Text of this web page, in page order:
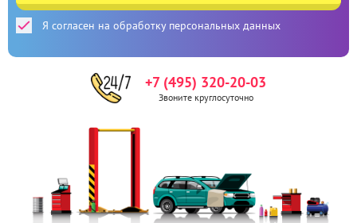
Я согласен на обработку персональных данных
+7 (495) 320-20-03
Звоните круглосуточно